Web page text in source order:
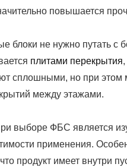
повышается
блоки не нужно путать с
плитами перекрытия
сплошными, но при этом
между этажами.
выборе ФБС является
применения.
продукт имеет внутри